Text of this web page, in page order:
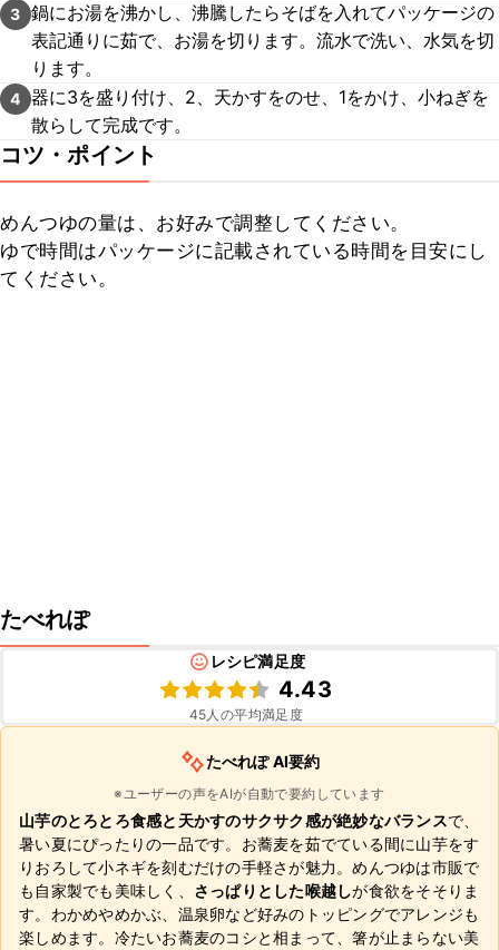
3 鍋にお湯を沸かし、沸騰したらそばを入れてパッケージの
表記通りに茹で、お湯を切ります。流水で洗い、水気を切
ります。
4 器に3を盛り付け、2、天かすをのせ、1をかけ、小ねぎを
散らして完成です。
コツ・ポイント
めんつゆの量は、お好みで調整してください。
ゆで時間はパッケージに記載されている時間を目安にし
てください。
たべれぽ
レシピ満足度
4.43
45人の平均満足度
たべれぽ AI要約
※ユーザーの声をAIが自動で要約しています
山芋のとろとろ食感と天かすのサクサク感が絶妙なバランスで、
暑い夏にぴったりの一品です。お蕎麦を茹でている間に山芋をす
りおろして小ネギを刻むだけの手軽さが魅力。めんつゆは市販で
も自家製でも美味しく、 さっぱりとした喉越しが食欲をそそりま
す。わかめやめかぶ、温泉卵など好みのトッピングでアレンジも
楽しめます。冷たいお蕎麦のコシと相まって、箸が止まらない美